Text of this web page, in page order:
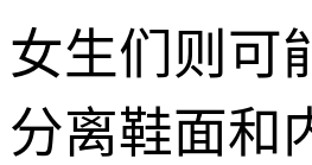
女生们则可
分离鞋面和